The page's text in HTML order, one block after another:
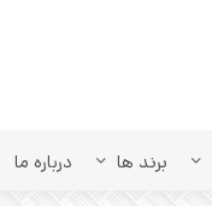
برند ها درباره ما